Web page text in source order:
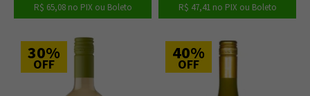
R$ 65,08no PIX ou Boleto R$ 47,41no PIX ou Boleto
30%
OFF
40%
OFF